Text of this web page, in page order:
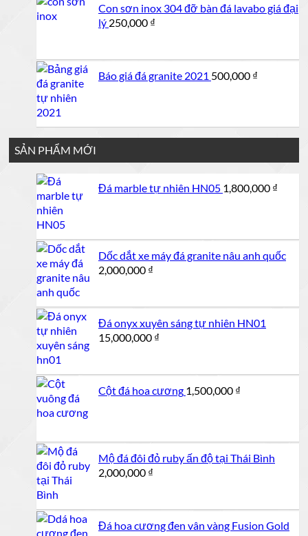
Con sơn inox 304 đỡ bàn đá lavabo giá đại
lý 250,000 ₫
Báo giá đá granite 2021 500,000 ₫
SẢN PHẨM MỚI
Đá marble tự nhiên HN05 1,800,000 ₫
Dốc dắt xe máy đá granite nâu anh quốc
2,000,000 ₫
Đá onyx xuyên sáng tự nhiên HN01
15,000,000 ₫
Cột đá hoa cương 1,500,000 ₫
Mộ đá đôi đỏ ruby ấn độ tại Thái Bình
2,000,000 ₫
Đá hoa cương đen vân vàng Fusion Gold